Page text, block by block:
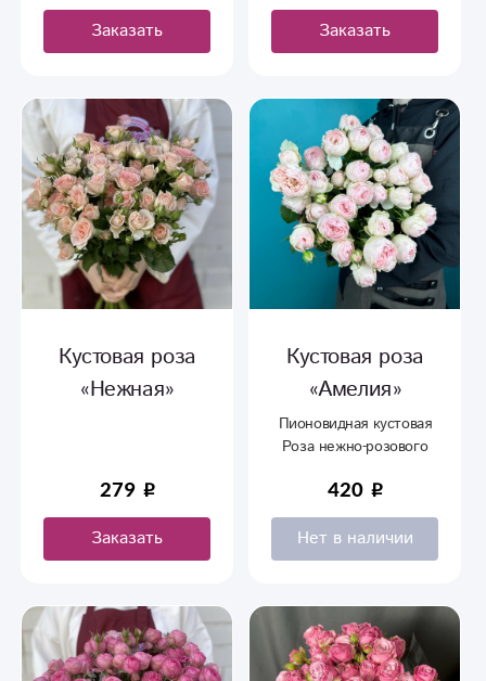
Заказать Заказать
Кустовая роза
«Нежная»
279
Заказать
Кустовая роза
«Амелия»
Пионовидная кустовая
Роза нежно-розового
420
Нет в наличии